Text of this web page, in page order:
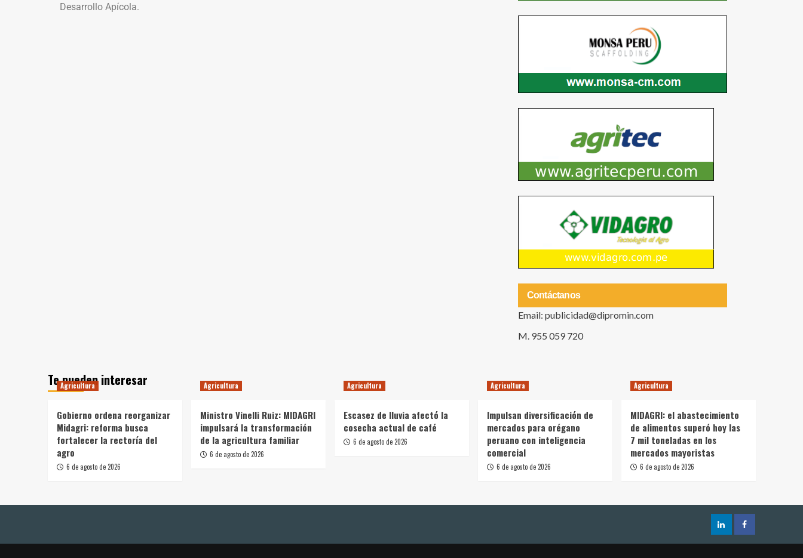
Desarrollo Apícola.
Contáctanos
Email: publicidad@dipromin.com
M. 955 059 720
Te pueden interesar
Agricultura
Gobierno ordena reorganizar
Midagri: reforma busca
fortalecer la rectoría del
agro
6 de agosto de 2026
Agricultura
Ministro Vinelli Ruiz: MIDAGRI
impulsará la transformación
de la agricultura familiar
6 de agosto de 2026
Agricultura
Escasez de lluvia afectó la
cosecha actual de café
6 de agosto de 2026
Agricultura
Impulsan diversificación de
mercados para orégano
peruano con inteligencia
comercial
6 de agosto de 2026
Agricultura
MIDAGRI: el abastecimiento
de alimentos superó hoy las
7 mil toneladas en los
mercados mayoristas
6 de agosto de 2026